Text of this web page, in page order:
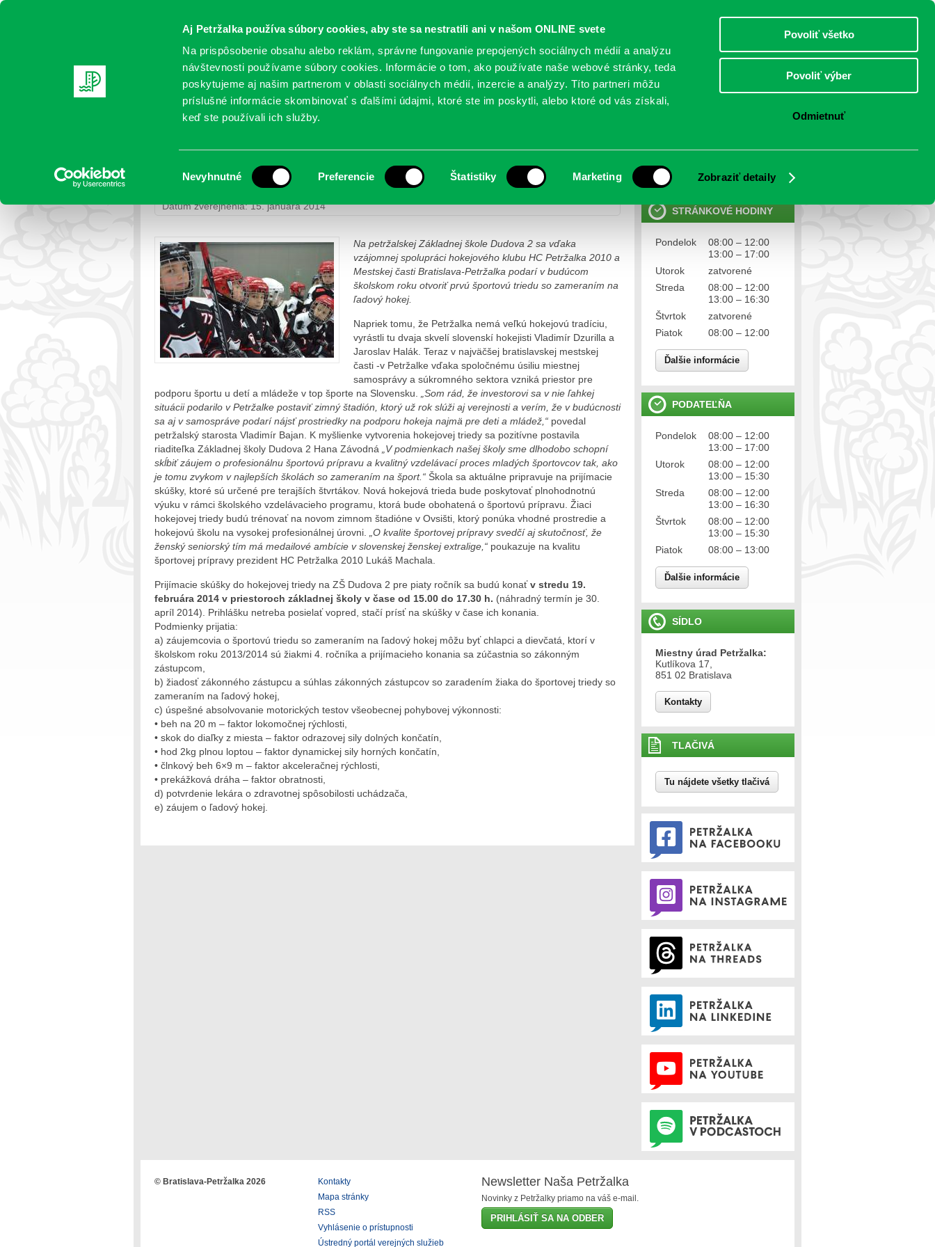
Aj Petržalka používa súbory cookies, aby ste sa nestratili ani v našom ONLINE svete
Na prispôsobenie obsahu alebo reklám, správne fungovanie prepojených sociálnych médií a analýzu
návštevnosti používame súbory cookies. Informácie o tom, ako používate naše webové stránky, teda
poskytujeme aj našim partnerom v oblasti sociálnych médií, inzercie a analýzy. Títo partneri môžu
príslušné informácie skombinovať s ďalšími údajmi, ktoré ste im poskytli, alebo ktoré od vás získali,
keď ste používali ich služby.
súhlasu
Nevyhnutné Preferencie Štatistiky Marketing Zobraziť detaily
Povoliť všetko
Povoliť výber
Odmietnuť
Oficiálne stránky
PETRŽALSKÉ KONTO
AKTUALITY SAMOSPRÁVA ORGANIZÁCIE OBLASTI NOVINY MAPY TLAČIVÁ KONTAKTY
Ochrana osobných údajov
STRÁNKOVÉ HODINY
Pondelok
08:00 – 12:00
13:00 – 17:00
Utorok
zatvorené
Streda
08:00 – 12:00
13:00 – 16:30
Štvrtok
zatvorené
Piatok
08:00 – 12:00
Ďalšie informácie
PODATEĽŇA
Pondelok
08:00 – 12:00
13:00 – 17:00
Utorok
08:00 – 12:00
13:00 – 15:30
Streda
08:00 – 12:00
13:00 – 16:30
Štvrtok
08:00 – 12:00
13:00 – 15:30
Piatok
08:00 – 13:00
Ďalšie informácie
SÍDLO
Miestny úrad Petržalka:
Kutlíkova 17,
851 02 Bratislava
Kontakty
TLAČIVÁ
Tu nájdete všetky tlačivá
V Petržalke je nová príležitosť stať sa hokejovou legendou
Petržalka>Kultúra a šport> V Petržalke je nová príležitosť stať sa hokejovou legendou
Dátum zverejnenia: 15. januára 2014
Na petržalskej Základnej škole Dudova 2 sa vďaka
vzájomnej spolupráci hokejového klubu HC Petržalka 2010 a
Mestskej časti Bratislava-Petržalka podarí v budúcom
školskom roku otvoriť prvú športovú triedu so zameraním na
ľadový hokej.
Napriek tomu, že Petržalka nemá veľkú hokejovú tradíciu,
vyrástli tu dvaja skvelí slovenskí hokejisti Vladimír Dzurilla a
Jaroslav Halák. Teraz v najväčšej bratislavskej mestskej
časti -v Petržalke vďaka spoločnému úsiliu miestnej
samosprávy a súkromného sektora vzniká priestor pre
podporu športu u detí a mládeže v top športe na Slovensku.
„Som rád, že investorovi sa v nie ľahkej
situácii podarilo v Petržalke postaviť zimný štadión, ktorý už rok slúži aj verejnosti a verím, že v budúcnosti
sa aj v samospráve podarí nájsť prostriedky na podporu hokeja najmä pre deti a mládež,“ povedal
petržalský starosta Vladimír Bajan. K myšlienke vytvorenia hokejovej triedy sa pozitívne postavila
riaditeľka Základnej školy Dudova 2 Hana Závodná
„V podmienkach našej školy sme dlhodobo schopní
skĺbiť záujem o profesionálnu športovú prípravu a kvalitný vzdelávací proces mladých športovcov tak, ako
je tomu zvykom v najlepších školách so zameraním na šport.“ Škola sa aktuálne pripravuje na prijímacie
skúšky, ktoré sú určené pre terajších štvrtákov. Nová hokejová trieda bude poskytovať plnohodnotnú
výuku v rámci školského vzdelávacieho programu, ktorá bude obohatená o športovú prípravu. Žiaci
hokejovej triedy budú trénovať na novom zimnom štadióne v Ovsišti, ktorý ponúka vhodné prostredie a
hokejovú školu na vysokej profesionálnej úrovni.
„O kvalite športovej prípravy svedčí aj skutočnosť, že
ženský seniorský tím má medailové ambície v slovenskej ženskej extralige,“ poukazuje na kvalitu
športovej prípravy prezident HC Petržalka 2010 Lukáš Machala.
Prijímacie skúšky do hokejovej triedy na ZŠ Dudova 2 pre piaty ročník sa budú konaťv stredu 19.
februára 2014 v priestoroch základnej školy v čase od 15.00 do 17.30 h. (náhradný termín je 30.
apríl 2014). Prihlášku netreba posielať vopred, stačí prísť na skúšky v čase ich konania.
Podmienky prijatia:
a) záujemcovia o športovú triedu so zameraním na ľadový hokej môžu byť chlapci a dievčatá, ktorí v
školskom roku 2013/2014 sú žiakmi 4. ročníka a prijímacieho konania sa zúčastnia so zákonným
zástupcom,
b) žiadosť zákonného zástupcu a súhlas zákonných zástupcov so zaradením žiaka do športovej triedy so
zameraním na ľadový hokej,
c) úspešné absolvovanie motorických testov všeobecnej pohybovej výkonnosti:
• beh na 20 m – faktor lokomočnej rýchlosti,
• skok do diaľky z miesta – faktor odrazovej sily dolných končatín,
• hod 2kg plnou loptou – faktor dynamickej sily horných končatín,
• člnkový beh 6×9 m – faktor akceleračnej rýchlosti,
• prekážková dráha – faktor obratnosti,
d) potvrdenie lekára o zdravotnej spôsobilosti uchádzača,
e) záujem o ľadový hokej.
© Bratislava-Petržalka 2026
Kontakty
Mapa stránky
RSS
Vyhlásenie o prístupnosti
Ústredný portál verejných služieb
Newsletter Naša Petržalka
Novinky z Petržalky priamo na váš e-mail.
PRIHLÁSIŤ SA NA ODBER